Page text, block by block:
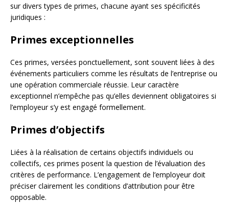
sur divers types de primes, chacune ayant ses spécificités
juridiques :
Primes exceptionnelles
Ces primes, versées ponctuellement, sont souvent liées à des
événements particuliers comme les résultats de l’entreprise ou
une opération commerciale réussie. Leur caractère
exceptionnel n’empêche pas qu’elles deviennent obligatoires si
l’employeur s’y est engagé formellement.
Primes d’objectifs
Liées à la réalisation de certains objectifs individuels ou
collectifs, ces primes posent la question de l’évaluation des
critères de performance. L’engagement de l’employeur doit
préciser clairement les conditions d’attribution pour être
opposable.